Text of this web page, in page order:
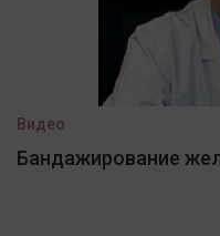
Видео
Бандажирование